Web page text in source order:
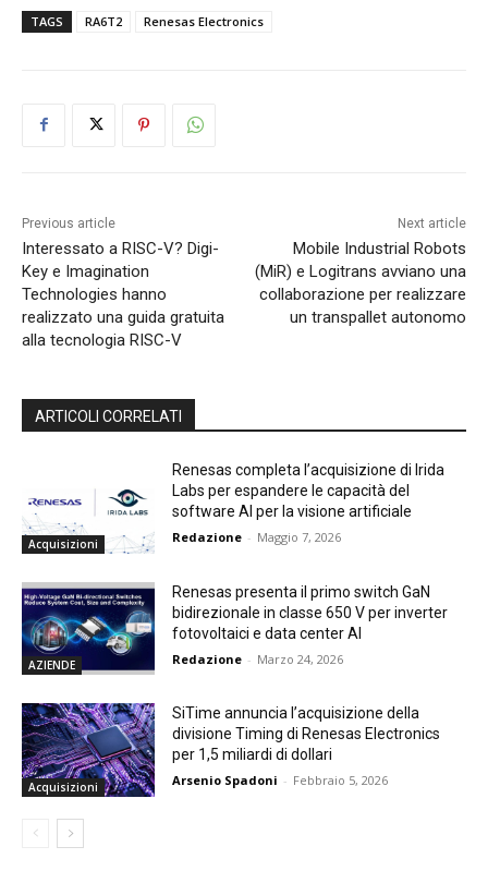
TAGS RA6T2 Renesas Electronics
Previous article
Interessato a RISC-V? Digi-
Key e Imagination
Technologies hanno
realizzato una guida gratuita
alla tecnologia RISC-V
Next article
Mobile Industrial Robots
(MiR) e Logitrans avviano una
collaborazione per realizzare
un transpallet autonomo
ARTICOLI CORRELATI
Acquisizioni
Renesas completa l’acquisizione di Irida
Labs per espandere le capacità del
software AI per la visione artificiale
Redazione - Maggio 7, 2026
AZIENDE
Renesas presenta il primo switch GaN
bidirezionale in classe 650 V per inverter
fotovoltaici e data center AI
Redazione - Marzo 24, 2026
Acquisizioni
SiTime annuncia l’acquisizione della
divisione Timing di Renesas Electronics
per 1,5 miliardi di dollari
Arsenio Spadoni - Febbraio 5, 2026